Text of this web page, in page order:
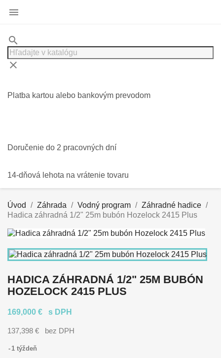

search
clear
Platba kartou alebo bankovým prevodom
Doručenie do 2 pracovných dní
14-dňová lehota na vrátenie tovaru
Úvod Záhrada Vodný program
Záhradné hadice
Hadica záhradná 1/2" 25m bubón Hozelock 2415 Plus
HADICA ZÁHRADNÁ 1/2" 25M BUBÓN
HOZELOCK 2415 PLUS
169,000 € s DPH
137,398 € bez DPH
1 týždeň